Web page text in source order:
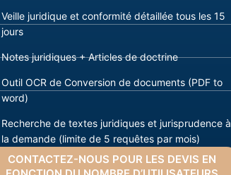
Veille juridique et conformité détaillée tous les 15
jours
Notes juridiques + Articles de doctrine
Outil OCR de Conversion de documents (PDF to
word)
Recherche de textes juridiques et jurisprudence à
la demande (limite de 5 requêtes par mois)
CONTACTEZ-NOUS POUR LES DEVIS EN